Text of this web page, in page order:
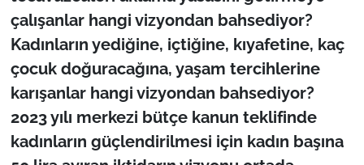
çalışanlar hangi vizyondan bahsediyor?
Kadınların yediğine, içtiğine, kıyafetine, kaç
çocuk doğuracağına, yaşam tercihlerine
karışanlar hangi vizyondan bahsediyor?
2023 yılı merkezi bütçe kanun teklifinde
kadınların güçlendirilmesi için kadın başına